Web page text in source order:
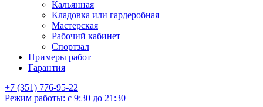
Кальянная
Кладовка или гардеробная
Мастерская
Рабочий кабинет
Спортзал
Примеры работ
Гарантия
+7 (351) 776-95-22
Режим работы: с 9:30 до 21:30